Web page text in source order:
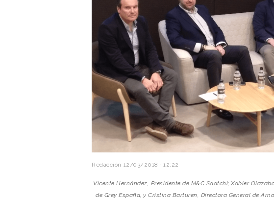
Redacción 12/03/2018 · 12:22
Vicente Hernández, Presidente de M&C Saatchi; Xabier
de Grey España; y Cristina Barturen, Directora General de